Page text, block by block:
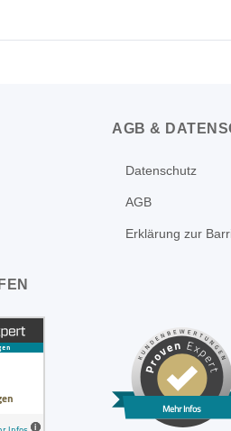
AGB &
Datenschutz
AGB
Erklärung zur
Mehr Infos